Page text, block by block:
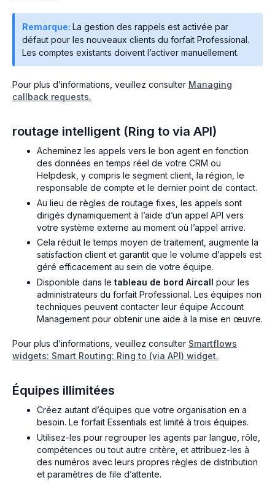
Remarque: La gestion des rappels est activée par
défaut pour les nouveaux clients du forfait Professional.
Les comptes existants doivent l’activer manuellement.
Pour plus d’informations, veuillez consulter Managing
callback requests.
routage intelligent (Ring to via API)
Acheminez les appels vers le bon agent en fonction
des données en temps réel de votre CRM ou
Helpdesk, y compris le segment client, la région, le
responsable de compte et le dernier point de contact.
Au lieu de règles de routage fixes, les appels sont
dirigés dynamiquement à l’aide d’un appel API vers
votre système externe au moment où l’appel arrive.
Cela réduit le temps moyen de traitement, augmente la
satisfaction client et garantit que le volume d’appels est
géré efficacement au sein de votre équipe.
Disponible dans le tableau de bord Aircall pour les
administrateurs du forfait Professional. Les équipes non
techniques peuvent contacter leur équipe Account
Management pour obtenir une aide à la mise en œuvre.
Pour plus d’informations, veuillez consulter Smartflows
widgets: Smart Routing: Ring to (via API) widget.
Équipes illimitées
Créez autant d’équipes que votre organisation en a
besoin. Le forfait Essentials est limité à trois équipes.
Utilisez-les pour regrouper les agents par langue, rôle,
compétences ou tout autre critère, et attribuez-les à
des numéros avec leurs propres règles de distribution
et paramètres de file d’attente.